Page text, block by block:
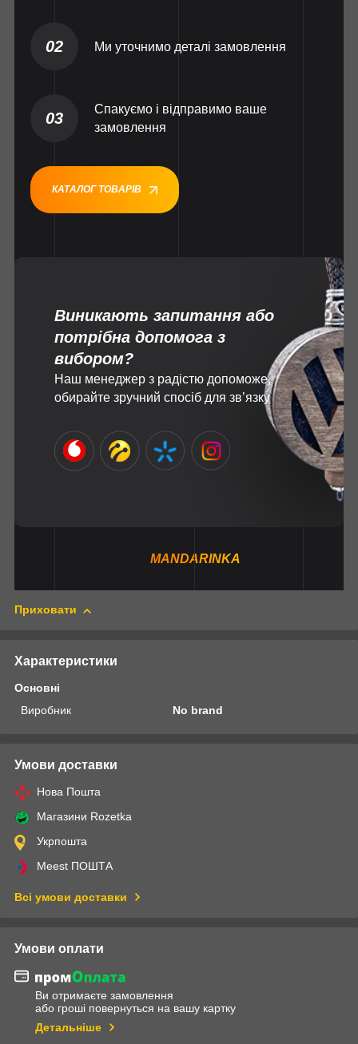
02 Ми уточнимо деталі замовлення
03
Спакуємо і відправимо ваше
замовлення
КАТАЛОГ ТОВАРІВ
Виникають запитання або
потрібна допомога з
вибором?
Наш менеджер з радістю допоможе,
обирайте зручний спосіб для зв’язку
MANDARINKA
Приховати
Характеристики
Основні
Виробник
No brand
Умови доставки
Нова Пошта
Магазини Rozetka
Укрпошта
Meest ПОШТА
Всі умови доставки
Умови оплати
Ви отримаєте замовлення
або гроші повернуться на вашу картку
Детальніше